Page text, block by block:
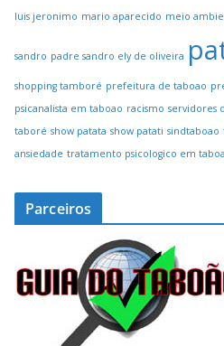
luis jeronimo mario aparecido meio
sandro padre sandro ely de oliveira
shopping tamboré prefeitura de taboao
psicanalista em taboao racismo servidores
taboré show patata show patati sindtaboao
ansiedade tratamento psicologico em
Parceiros